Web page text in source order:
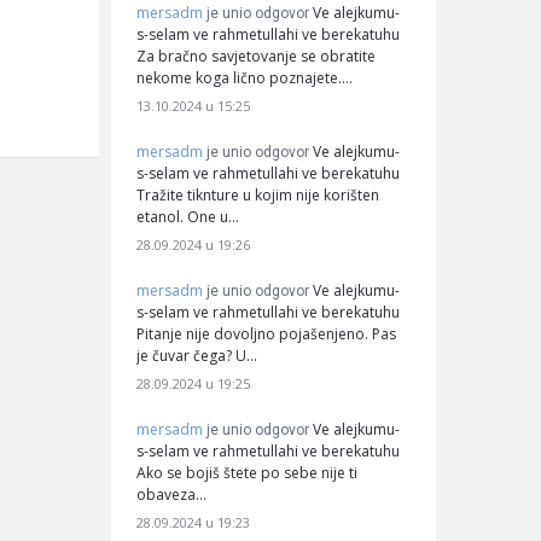
mersadm je unio odgovor Ve alejkumu-
s-selam ve rahmetullahi ve berekatuhu
Za bračno savjetovanje se obratite
nekome koga lično poznajete.…
13.10.2024 u 15:25
mersadm je unio odgovor Ve alejkumu-
s-selam ve rahmetullahi ve berekatuhu
Tražite tiknture u kojim nije korišten
etanol. One u…
28.09.2024 u 19:26
mersadm je unio odgovor Ve alejkumu-
s-selam ve rahmetullahi ve berekatuhu
Pitanje nije dovoljno pojašenjeno. Pas
je čuvar čega? U…
28.09.2024 u 19:25
mersadm je unio odgovor Ve alejkumu-
s-selam ve rahmetullahi ve berekatuhu
Ako se bojiš štete po sebe nije ti
obaveza…
28.09.2024 u 19:23